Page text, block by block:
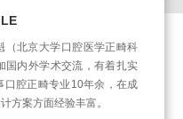
（北京大学口腔医学正畸科
国内外学术交流，有着扎实
口腔正畸专业10年余，在成
方案方面经验丰富。